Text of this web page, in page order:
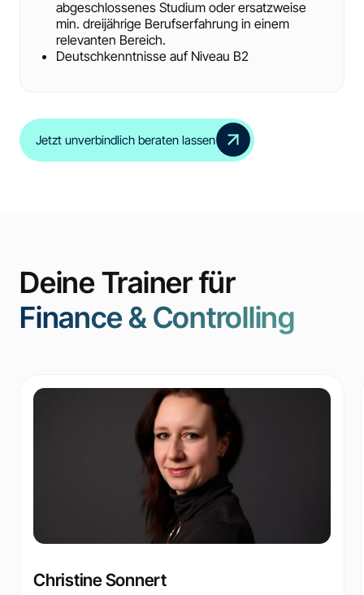
abgeschlossenes Studium oder ersatzweise
min. dreijährige Berufserfahrung in einem
relevanten Bereich.
Deutschkenntnisse auf Niveau B2
Jetzt unverbindlich beraten lassen
Deine Trainer für
Finance & Controlling
Christine Sonnert